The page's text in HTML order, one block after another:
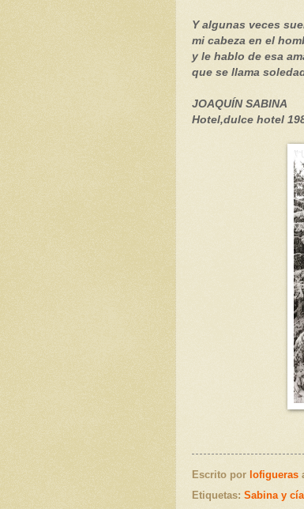
Y algunas veces
mi cabeza en el
y le hablo de esa
que se llama
JOAQUÍN SABINA
Hotel,dulce hotel
Escrito por lofigueras
Etiquetas: Sabina y cía